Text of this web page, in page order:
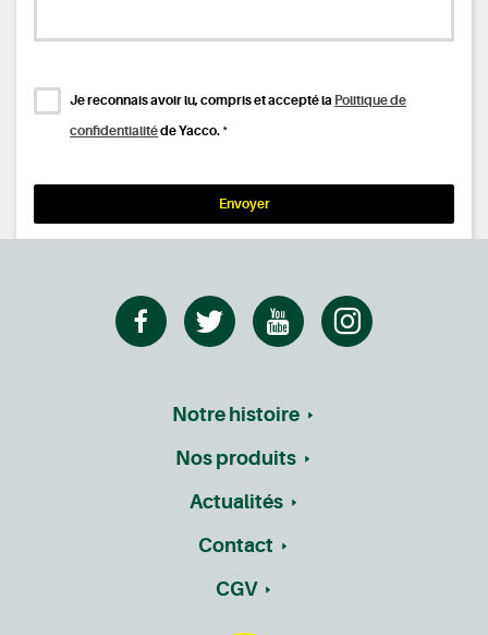
Je reconnais avoir lu, compris et accepté la Politique de
confidentialitéde Yacco. *
Envoyer
Notre histoire
Nos produits
Actualités
Contact
CGV